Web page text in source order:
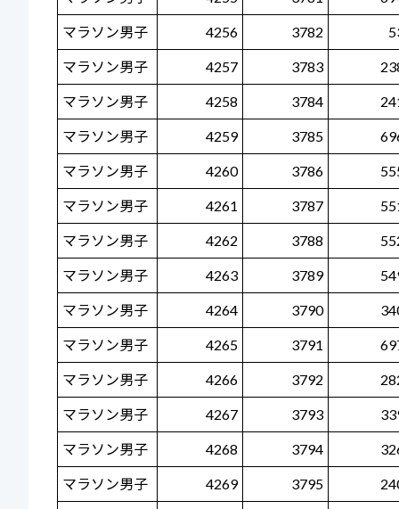
マラソン男子 4256 3782
マラソン男子 4257 3783
マラソン男子 4258 3784
マラソン男子 4259 3785
マラソン男子 4260 3786
マラソン男子 4261 3787
マラソン男子 4262 3788
マラソン男子 4263 3789
マラソン男子 4264 3790
マラソン男子 4265 3791
マラソン男子 4266 3792
マラソン男子 4267 3793
マラソン男子 4268 3794
マラソン男子 4269 3795